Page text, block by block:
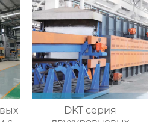
DKT серия